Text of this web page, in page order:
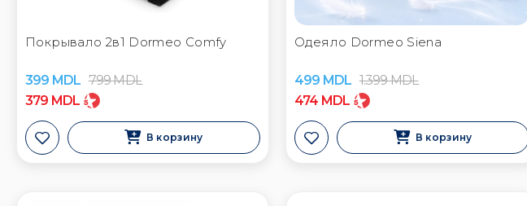
Покрывало 2в1 Dormeo Comfy
399 MDL 799MDL
379 MDL
В корзину
Одеяло Dormeo Siena
499 MDL 1.399MDL
474 MDL
В корзину